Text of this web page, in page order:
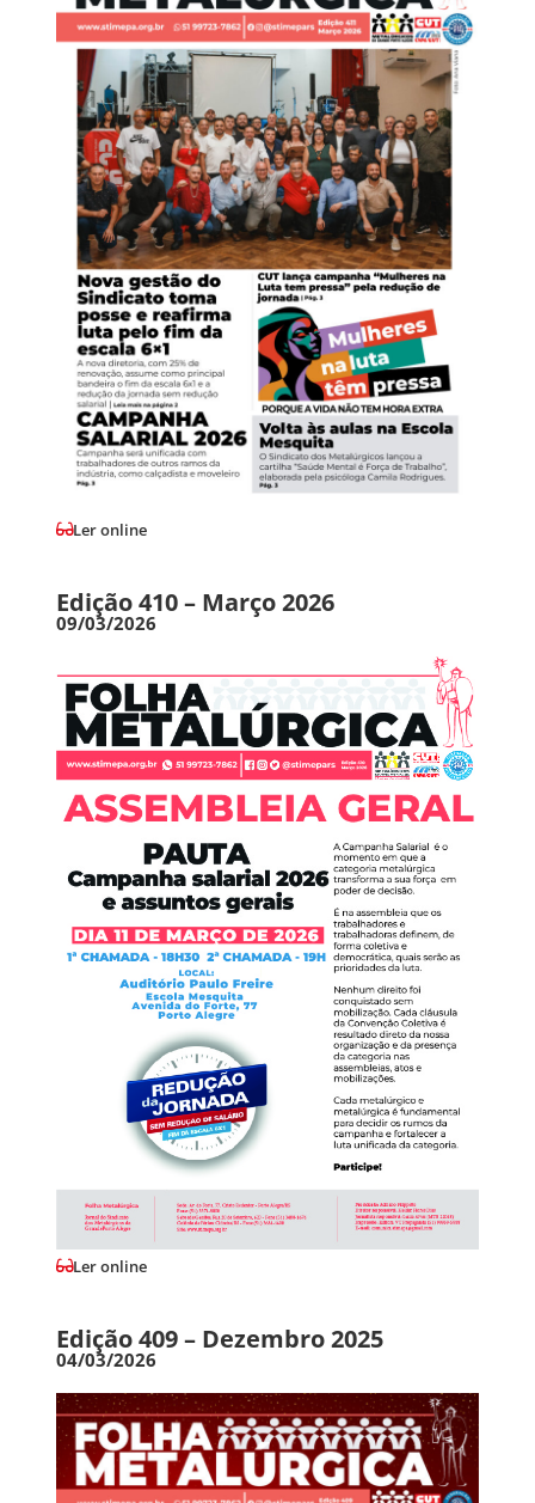
Ler online
Edição 410 – Março 2026
09/03/2026
Ler online
Edição 409 – Dezembro 2025
04/03/2026